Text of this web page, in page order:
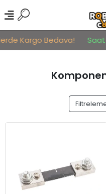
Kargo Bedava! Saat